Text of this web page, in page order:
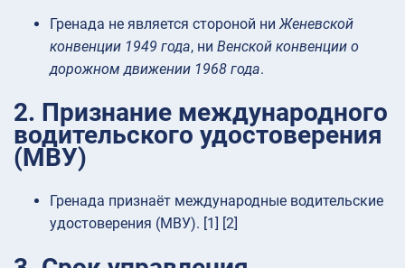
Гренада не является стороной ниЖеневской
конвенции 1949 года, ни Венской конвенции о
дорожном движении 1968 года.
2. Признание международного
водительского удостоверения
(МВУ)
Гренада признаёт международные водительские
удостоверения (МВУ). [1] [2]